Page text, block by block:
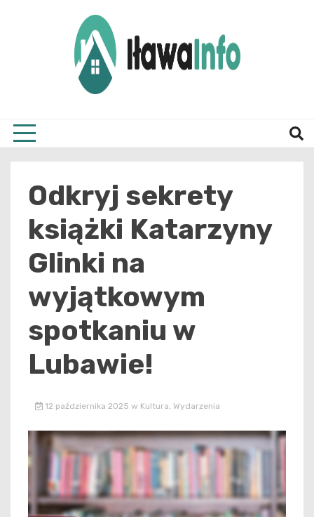
Odkryj sekrety
książki Katarzyny
Glinki na
wyjątkowym
spotkaniu w
Lubawie!
12 października 2025 w Kultura, Wydarzenia